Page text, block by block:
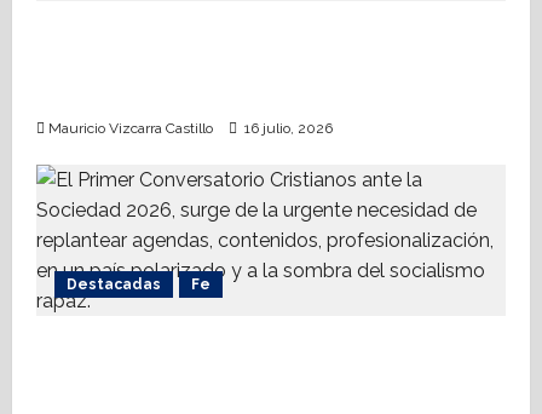
Mauricio Vizcarra Castillo 16 julio, 2026
Destacadas Fe